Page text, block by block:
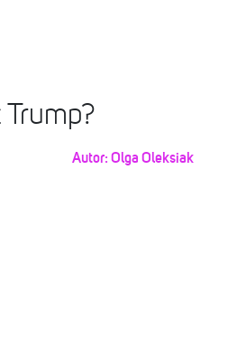
Autor: Olga Oleksiak